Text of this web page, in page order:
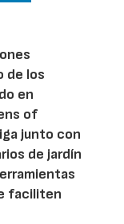
de los
en
of
junto con
de jardín
faciliten